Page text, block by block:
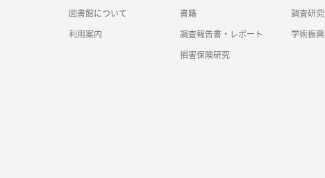
図書館について
利用案内
書籍
調査報告書・レポート
損害保険研究
調査研究
学術振興